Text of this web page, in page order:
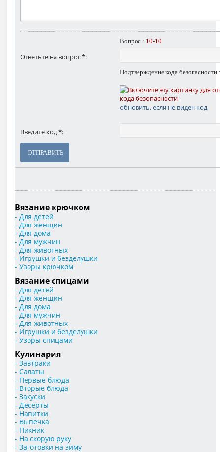
Вопрос : 10-10
Ответьте на вопрос *:
Подтверждение кода безопасности :
обновить, если не виден код
Введите код *:
ОТПРАВИТЬ
Вязание крючком
- Для детей
- Для женщин
- Для дома
- Для мужчин
- Для животных
- Игрушки и безделушки
- Узоры крючком
Вязание спицами
- Для детей
- Для женщин
- Для дома
- Для мужчин
- Для животных
- Игрушки и безделушки
- Узоры спицами
Кулинария
- Завтраки
- Салаты
- Первые блюда
- Вторые блюда
- Закуски
- Десерты
- Напитки
- Выпечка
- Пикник
- На скорую руку
- Заготовки на зиму